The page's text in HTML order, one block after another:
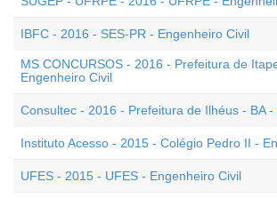
IBFC - 2016 - SES-PR - Engenheiro Civil
MS CONCURSOS - 2016 - Prefeitura de
Engenheiro Civil
Consultec - 2016 - Prefeitura de Ilhéus - BA
Instituto Acesso - 2015 - Colégio Pedro II -
UFES - 2015 - UFES - Engenheiro Civil